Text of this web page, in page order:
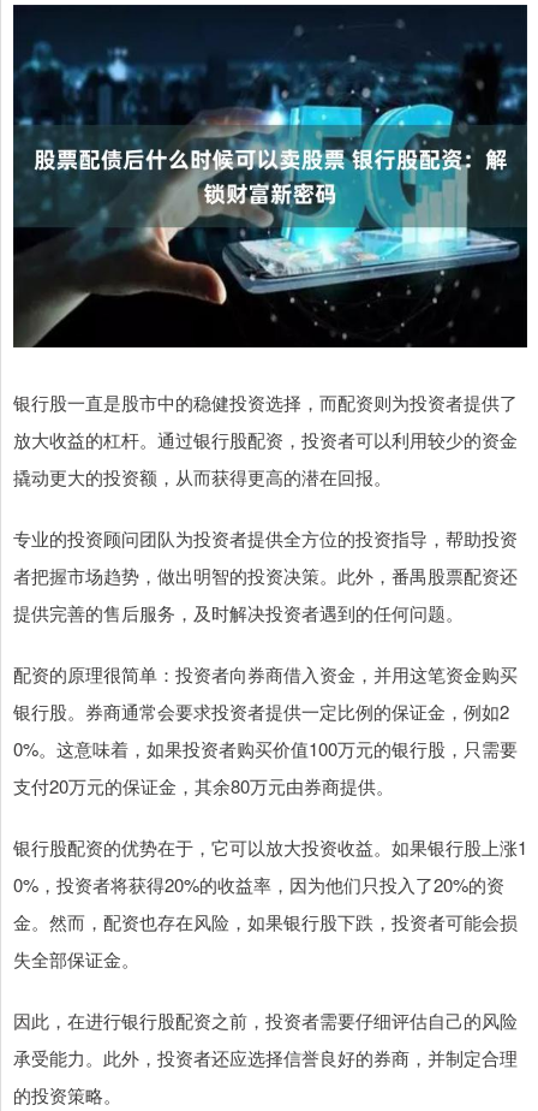
银行股一直是股市中的稳健投资选择，而配资则为投资者提供了
放大收益的杠杆。通过银行股配资，投资者可以利用较少的资金
撬动更大的投资额，从而获得更高的潜在回报。
专业的投资顾问团队为投资者提供全方位的投资指导，帮助投资
者把握市场趋势，做出明智的投资决策。此外，番禺股票配资还
提供完善的售后服务，及时解决投资者遇到的任何问题。
配资的原理很简单：投资者向券商借入资金，并用这笔资金购买
银行股。券商通常会要求投资者提供一定比例的保证金，例如2
0%。这意味着，如果投资者购买价值100万元的银行股，只需要
支付20万元的保证金，其余80万元由券商提供。
银行股配资的优势在于，它可以放大投资收益。如果银行股上涨1
0%，投资者将获得20%的收益率，因为他们只投入了20%的资
金。然而，配资也存在风险，如果银行股下跌，投资者可能会损
失全部保证金。
因此，在进行银行股配资之前，投资者需要仔细评估自己的风险
承受能力。此外，投资者还应选择信誉良好的券商，并制定合理
的投资策略。